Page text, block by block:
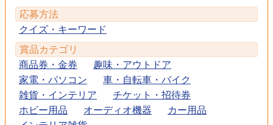
応募方法
クイズ・キーワード
賞品カテゴリ
商品券・金券
趣味・アウトドア
家電・パソコン
車・自転車・バイク
雑貨・インテリア
チケット・招待券
ホビー用品
オーディオ機器
カー用品